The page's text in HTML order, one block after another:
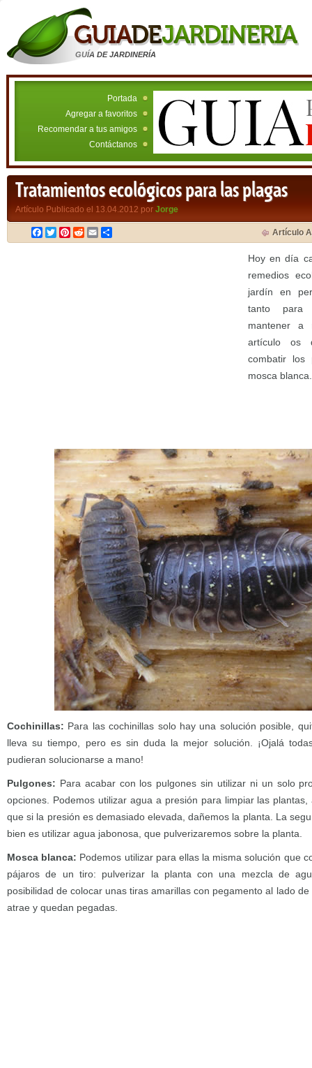
GUÍA DE JARDINERÍA
Portada
Agregar a favoritos
Recomendar a tus amigos
Contáctanos
Tratamientos ecológicos para las plagas
Artículo Publicado el 13.04.2012 por Jorge
Facebook
TwitterPinterest
RedditEmail Artículo
Hoy en día
remedios
jardín en
tanto para
mantener
artículo os
combatir los
mosca blanca.
Cochinillas: Para las cochinillas solo hay una solución posible,
lleva su tiempo, pero es sin duda la mejor solución. ¡Ojalá
pudieran solucionarse a mano!
Pulgones: Para acabar con los pulgones sin utilizar ni un solo
opciones. Podemos utilizar agua a presión para limpiar las
que si la presión es demasiado elevada, dañemos la planta. La
bien es utilizar agua jabonosa, que pulverizaremos sobre la planta.
Mosca blanca: Podemos utilizar para ellas la misma solución que
pájaros de un tiro: pulverizar la planta con una mezcla de
posibilidad de colocar unas tiras amarillas con pegamento al lado
atrae y quedan pegadas.